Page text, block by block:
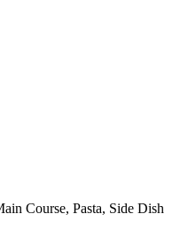
Course, Pasta, Side Dish